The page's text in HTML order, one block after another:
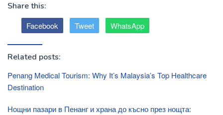
Share this:
Facebook Tweet WhatsApp
Related posts:
Penang Medical Tourism: Why It’s Malaysia’s Top Healthcare
Destination
Нощни пазари в Пенанг и храна до късно през нощта: